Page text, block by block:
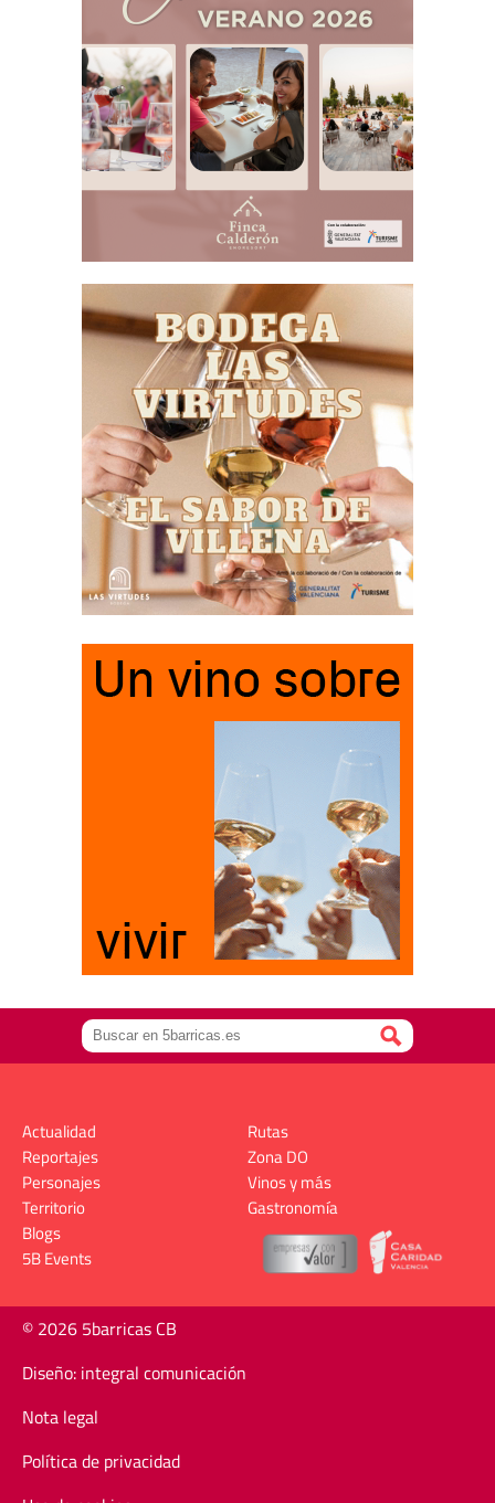
Actualidad
Reportajes
Personajes
Territorio
Rutas
Zona DO
Vinos y más
Gastronomía
Blogs
5B Events
© 2026 5barricas CB
Diseño: integral comunicación
Nota legal
Política de privacidad